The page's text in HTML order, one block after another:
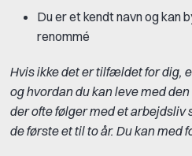
Du er et kendt navn og kan
renommé
Hvis ikke det er tilfældet for dig,
og hvordan du kan leve med
der ofte følger med et
de første et til to år. Du kan med